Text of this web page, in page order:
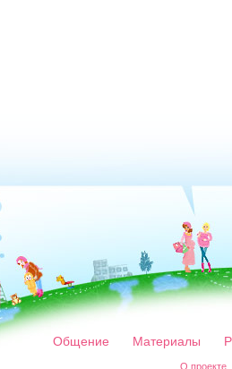
Общение Материалы
О проекте